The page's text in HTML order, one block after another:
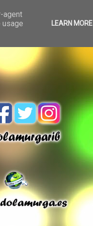
agent
usage
LEARN MORE